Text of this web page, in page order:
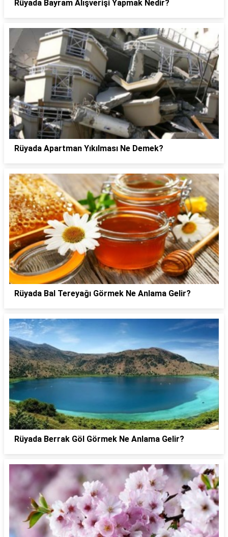
Rüyada Bayram Alışverişi Yapmak Nedir?
Rüyada Apartman Yıkılması Ne Demek?
Rüyada Bal Tereyağı Görmek Ne Anlama Gelir?
Rüyada Berrak Göl Görmek Ne Anlama Gelir?